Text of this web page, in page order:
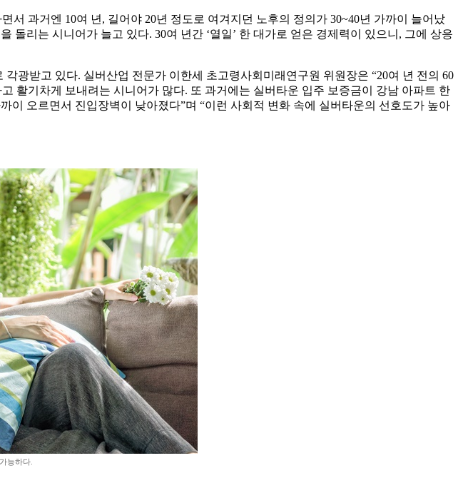
서 과거엔 10여 년, 길어야 20년 정도로 여겨지던 노후의 정의가 30~40년 가까이 늘어났
리는 시니어가 늘고 있다. 30여 년간 ‘열일’ 한 대가로 얻은 경제력이 있으니, 그에 상응
광받고 있다. 실버산업 전문가 이한세 초고령사회미래연구원 위원장은 “20여 년 전의 60
활기차게 보내려는 시니어가 많다. 또 과거에는 실버타운 입주 보증금이 강남 아파트 한
이 오르면서 진입장벽이 낮아졌다”며 “이런 사회적 변화 속에 실버타운의 선호도가 높아
능하다.